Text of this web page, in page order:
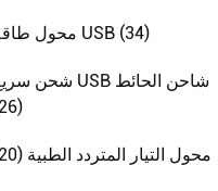
محول طاقة USB (34)
شحن سريع USB شاحن الحائط
(26)
محول التيار المتردد الطبية (20)